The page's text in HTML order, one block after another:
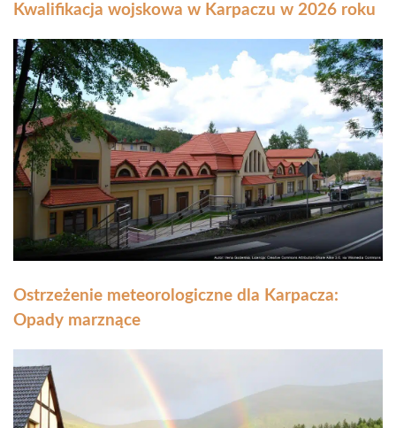
Kwalifikacja wojskowa w Karpaczu w 2026 roku
Ostrzeżenie meteorologiczne dla Karpacza:
Opady marznące